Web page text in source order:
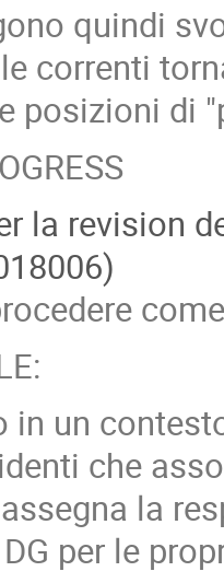
quindi
correnti
posizioni di
la revision
in un
che
la
per le